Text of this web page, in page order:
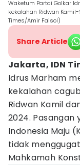
Waketum Partai Golkar
kekalahan Ridwan
Times/Amir Faisol)
Share Article
Jakarta, IDN
Idrus Marham
kekalahan
Ridwan Kamil
2024. Pasangan
Indonesia Maju
tidak
Mahkamah